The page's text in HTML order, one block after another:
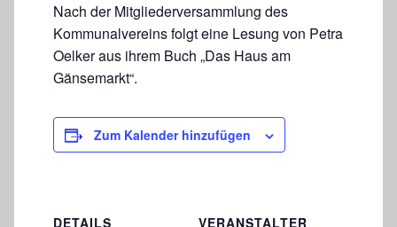
Nach der Mitgliederversammlung des
Kommunalvereins folgt eine Lesung von Petra
Oelker aus ihrem Buch „Das Haus am
Gänsemarkt“.
Zum Kalender hinzufügen
DETAILS
VERANSTALTER